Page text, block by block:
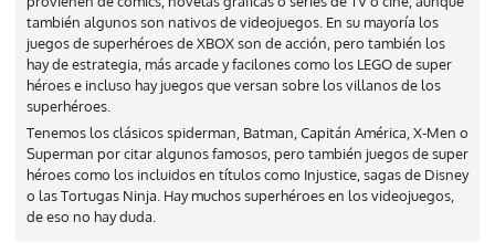
también algunos son nativos de videojuegos. En su mayoría los
juegos de superhéroes de XBOX son de acción, pero también los
hay de estrategia, más arcade y facilones como los LEGO de super
héroes e incluso hay juegos que versan sobre los villanos de los
superhéroes.
Tenemos los clásicos spiderman, Batman, Capitán América, X-Men o
Superman por citar algunos famosos, pero también juegos de super
héroes como los incluidos en títulos como Injustice, sagas de Disney
o las Tortugas Ninja. Hay muchos superhéroes en los videojuegos,
de eso no hay duda.